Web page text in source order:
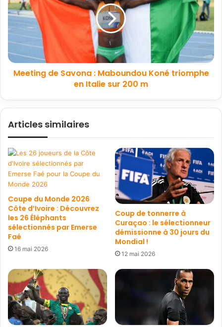
Meeting de Savona : Maboundou Koné triomphe
en Italie sur 200 m
Articles similaires
Coupe du Monde 2026
Côte d’Ivoire : Découvrez
les 26 Éléphants
sélectionnés par Emerse
Faé
16 mai 2026
Coup de tonnerre à
Curaçao : le sélectionneur
démissionne à 30 jours du
Mondial !
12 mai 2026